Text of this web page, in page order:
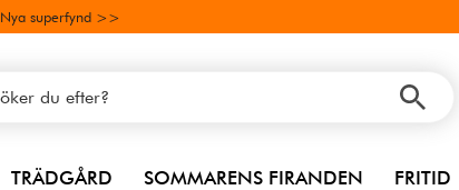
Nya superfynd >>
TRÄDGÅRD SOMMARENS FIRANDEN FRITID